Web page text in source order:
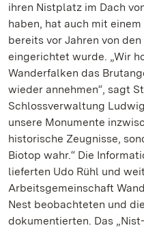
ihren Nistplatz im Dach
haben, hat auch mit
bereits vor Jahren von
eingerichtet wurde. „Wir
Wanderfalken das
wieder annehmen“, sagt
Schlossverwaltung
unsere Monumente
historische Zeugnisse,
Biotop wahr.“ Die
lieferten Udo Rühl und
Arbeitsgemeinschaft
Nest beobachteten und
dokumentierten. Das